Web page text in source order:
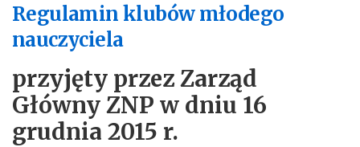
Regulamin klubów młodego
nauczyciela
przyjęty przez Zarząd
Główny ZNP w dniu 16
grudnia 2015 r.